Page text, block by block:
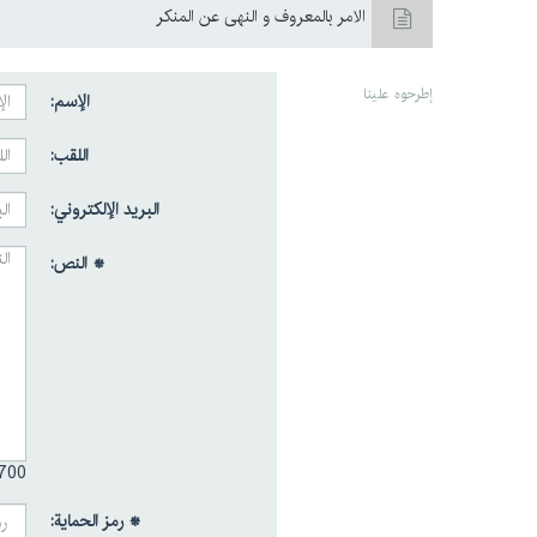
الامر بالمعروف و النهی عن المنکر
إطرحوه علينا
الإسم:
اللقب:
البريد الإلكتروني:
* النص:
/
* رمز الحماية: